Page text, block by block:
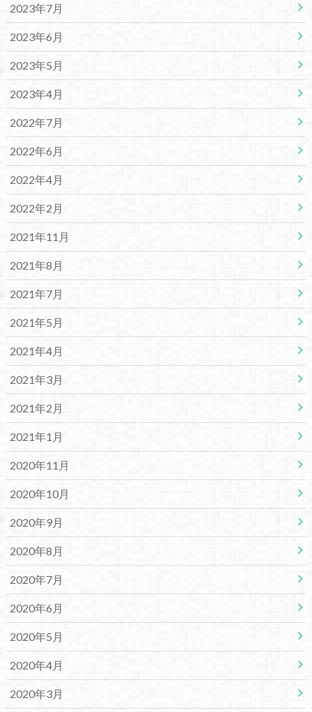
2023年7月
2023年6月
2023年5月
2023年4月
2022年7月
2022年6月
2022年4月
2022年2月
2021年11月
2021年8月
2021年7月
2021年5月
2021年4月
2021年3月
2021年2月
2021年1月
2020年11月
2020年10月
2020年9月
2020年8月
2020年7月
2020年6月
2020年5月
2020年4月
2020年3月